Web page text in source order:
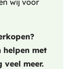
wij voor
helpen met
veel meer.